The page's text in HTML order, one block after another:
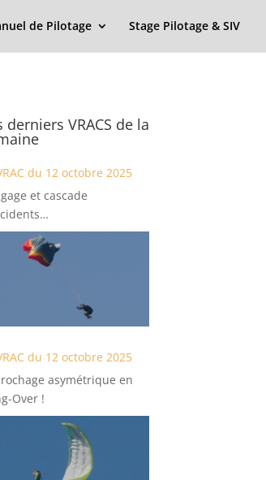
de Pilotage Stage Pilotage & SIV
derniers VRACS de la
du 12 octobre 2025
et cascade
du 12 octobre 2025
asymétrique en
Over !